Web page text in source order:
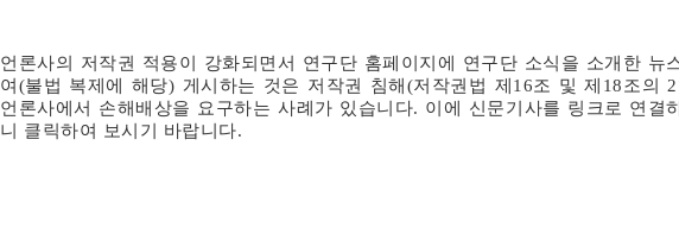
언론사의 저작권 적용이 강화되면서 연구단 홈페이지에 연구단 소식을 소개한 뉴
여 (불법 복제에 해당) 게시하는 것은 저작권 침해 (저작권법 제 16조 및 제 18조의 2
언론사에서 손해배상을 요구하는 사례가 있습니다. 이에 신문기사를 링크로 연결
니 클릭하여 보시기 바랍니다.